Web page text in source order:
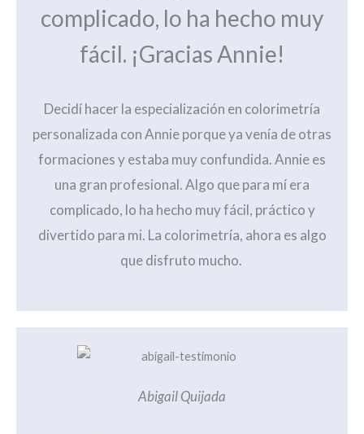
complicado, lo ha hecho muy
fácil. ¡Gracias Annie!
Decidí hacer la especialización en colorimetría
personalizada con Annie porque ya venía de otras
formaciones y estaba muy confundida. Annie es
una gran profesional. Algo que para mí era
complicado, lo ha hecho muy fácil, práctico y
divertido para mi. La colorimetría, ahora es algo
que disfruto mucho.
Abigail Quijada